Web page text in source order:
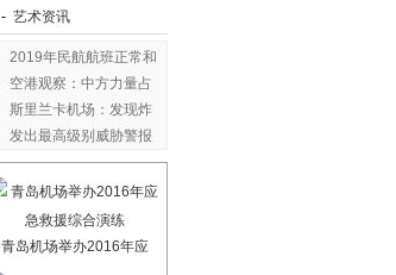
- 艺术资讯
2019年民航航班正常和
空港观察：中方力量占
斯里兰卡机场：发现炸
发出最高级别威胁警报
青岛机场举办2016年应